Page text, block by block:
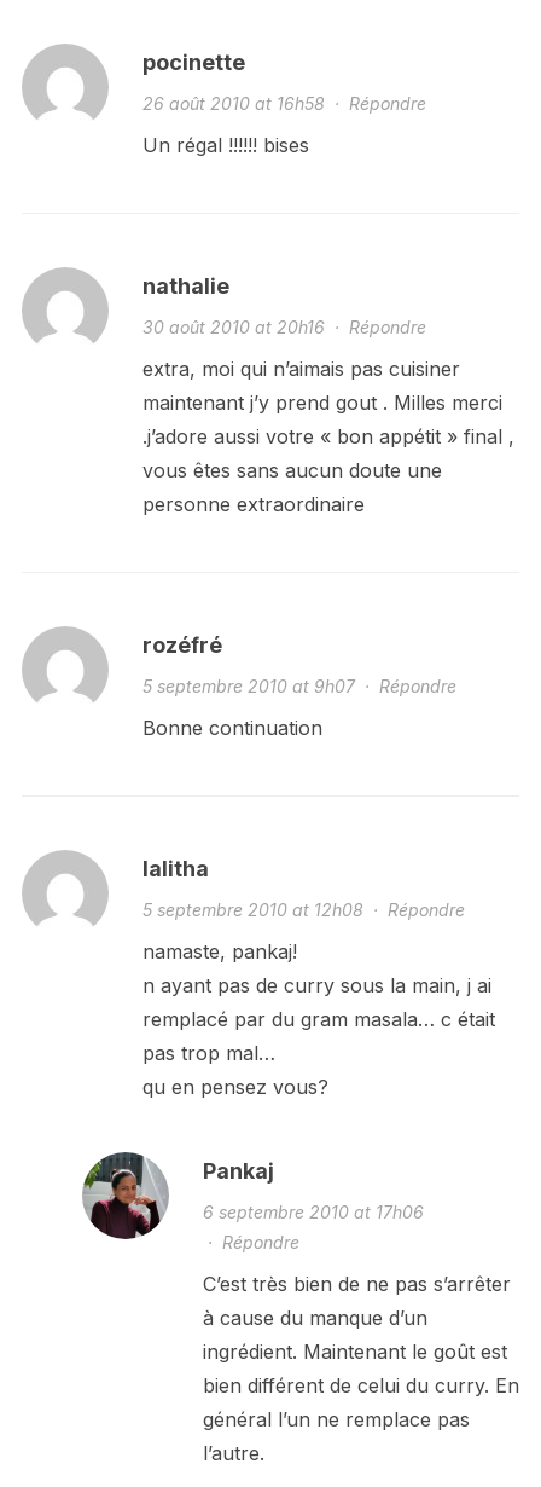
pocinette
26 août 2010 at 16h58 · Répondre
Un régal !!!!!! bises
nathalie
30 août 2010 at 20h16· Répondre
extra, moi qui n’aimais pas cuisiner
maintenant j’y prend gout . Milles merci
.j’adore aussi votre « bon appétit » final ,
vous êtes sans aucun doute une
personne extraordinaire
rozéfré
5 septembre 2010 at 9h07· Répondre
Bonne continuation
lalitha
5 septembre 2010 at 12h08 · Répondre
namaste, pankaj!
n ayant pas de curry sous la main, j ai
remplacé par du gram masala… c était
pas trop mal…
qu en pensez vous?
Pankaj
6 septembre 2010 at 17h06
· Répondre
C’est très bien de ne pas s’arrêter
à cause du manque d’un
ingrédient. Maintenant le goût est
bien différent de celui du curry. En
général l’un ne remplace pas
l’autre.